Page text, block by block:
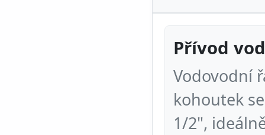
Přívod
Vodovodní
kohoutek
1/2",